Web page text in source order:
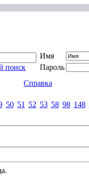
поиск
Имя
Пароль
Справка
50 51 52 53 58 98 148